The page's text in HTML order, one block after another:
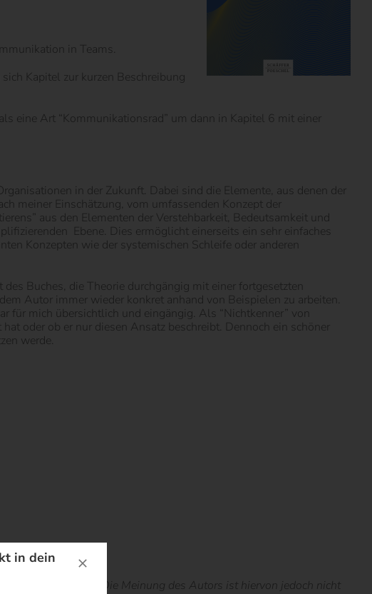
in Teams.
Kapitel zur kurzen Beschreibung
eine Art “Kommunikationsrad” um dann in Kapitel 6 mit einer
in der Zukunft. Dabei sind die Elemente, aus denen der
meiner Einschätzung, vom umfassenden Konzept der
aus den Elementen der Verstehbarkeit, Bedeutsamkeit und
Ebene. Dies ermöglicht einerseits ein sehr einfaches
Konzepten wie der systemischen Schleife oder anderen
Buches, die Theorie durchgängig mit einer fortgesetzten
Autor immer wieder konkret anhand von Beispielen zu arbeiten.
mich übersichtlich und eingängig. Als “Nichtkenner” von
oder ob er nur diesen Ansatz beschreibt. Dennoch ein schöner
werde.
gestellt. Die Meinung des Autors ist hiervon jedoch nicht
in dein